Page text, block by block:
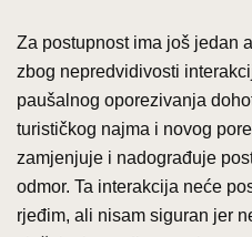
Za postupnost ima još jedan
zbog nepredvidivosti
paušalnog oporezivanja
turističkog najma i novog
zamjenjuje i nadograđuje
odmor. Ta interakcija neće
rjeđim, ali nisam siguran jer